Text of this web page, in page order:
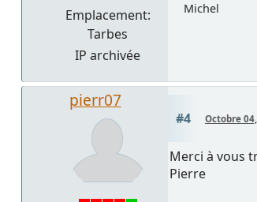
Emplacement:
Tarbes
IP archivée
Michel
pierr07
#4 Octobre
Merci à vous
Pierre